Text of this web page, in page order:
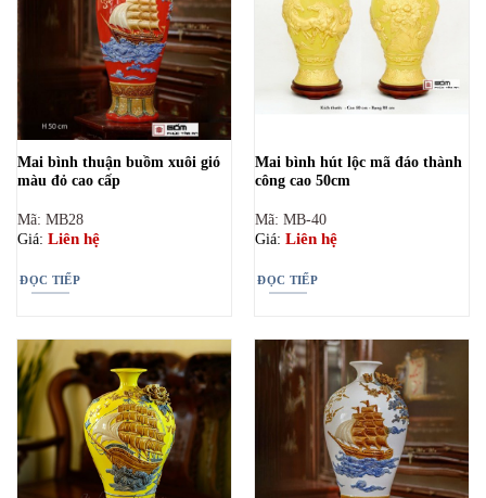
Mai bình thuận buồm xuôi gió
màu đỏ cao cấp
Mã: MB28
Giá: Liên hệ
ĐỌC TIẾP
Mai bình hút lộc mã đáo thành
công cao 50cm
Mã: MB-40
Giá: Liên hệ
ĐỌC TIẾP